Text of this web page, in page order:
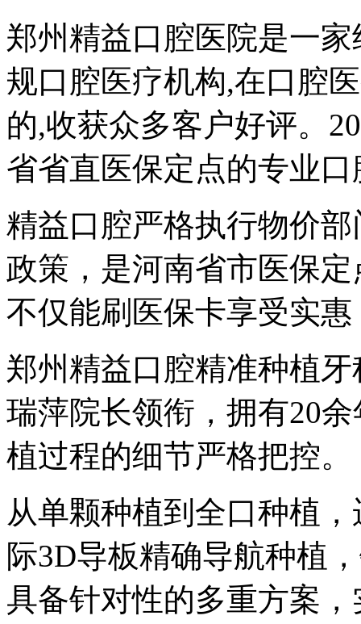
郑州精益口腔医院是一
规口腔医疗机构,在口腔
的,收获众多客户好评。
省省直医保定点的专业
精益口腔严格执行物价
政策，是河南省市医保
不仅能刷医保卡享受实
郑州精益口腔精准种植
瑞萍院长领衔，拥有20
植过程的细节严格把控。
从单颗种植到全口种植
际3D导板精确导航种植
具备针对性的多重方案